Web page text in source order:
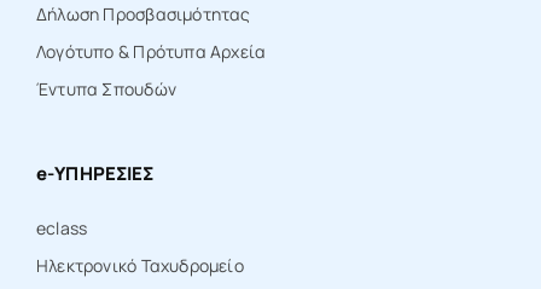
Δήλωση Προσβασιμότητας
Λογότυπο & Πρότυπα Αρχεία
Έντυπα Σπουδών
e-ΥΠΗΡΕΣΙΕΣ
eclass
Ηλεκτρονικό Ταχυδρομείο